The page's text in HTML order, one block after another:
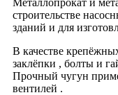
строительстве
зданий и для
В качестве
заклёпки , болты и
Прочный чугун
вентилей .